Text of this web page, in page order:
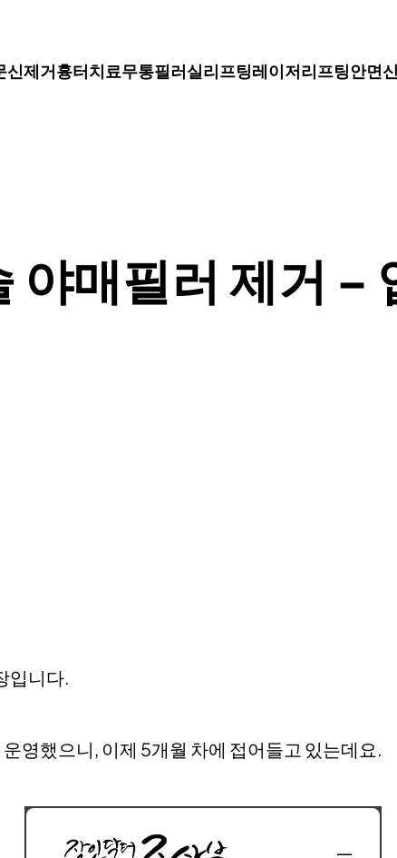
신제거흉터치료무통필러실리프팅레이저리프팅안면
야매필러 제거 –
입니다.
영했으니, 이제 5개월 차에 접어들고 있는데요.